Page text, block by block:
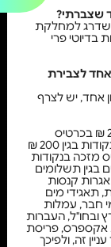
לשדרג למחלקת
בדיוטי פרי
אחד לצבירת
אחד, יש לצרף
**הנקודות ייצברו החל מסכום עסקאות* של 201 ₪ בכרטיס
אשראי הייטקזון בכל חודש. מובהר כי לא יוענקו נקודות בגין 200 ₪
מזכה בנקודות
בגין תשלומים
קנסות
תאגידי מים
חבר, עמלות
ובחו"ל, העברות
אקספרס, פריסת
זה, ולפיכך